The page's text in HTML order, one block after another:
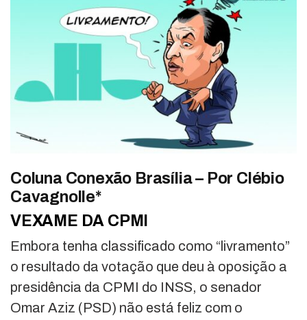
Coluna Conexão Brasília – Por Clébio
Cavagnolle*
VEXAME DA CPMI
Embora tenha classificado como “livramento”
o resultado da votação que deu à oposição a
presidência da CPMI do INSS, o senador
Omar Aziz (PSD) não está feliz com o